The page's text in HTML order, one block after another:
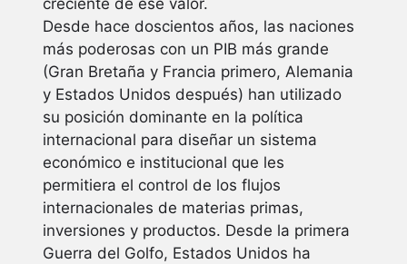
creciente de ese valor.
Desde hace doscientos años, las naciones
más poderosas con un PIB más grande
(Gran Bretaña y Francia primero, Alemania
y Estados Unidos después) han utilizado
su posición dominante en la política
internacional para diseñar un sistema
económico e institucional que les
permitiera el control de los flujos
internacionales de materias primas,
inversiones y productos. Desde la primera
Guerra del Golfo, Estados Unidos ha